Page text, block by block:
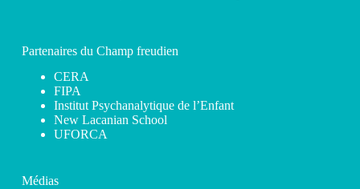
Partenaires du Champ freudien
CERA
FIPA
Institut Psychanalytique de l’Enfant
New Lacanian School
UFORCA
Médias